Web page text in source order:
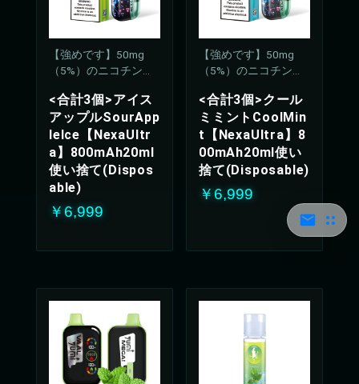
【強めです】50mg
（5%）のニコチン濃
<合計3個>アイス
アップルSourApp
leIce【NexaUltr
a】800mAh20ml
使い捨て(Dispos
able)
￥6,999
【強めです】50mg
（5%）のニコチン濃
<合計3個>クール
ミミントCoolMin
t【NexaUltra】8
00mAh20ml使い
捨て(Disposable)
￥6,999